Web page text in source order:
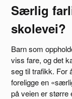
Særlig
skolevei?
Barn som
viss fare, og det
seg til trafikk. For
foreligge en
på veien er større